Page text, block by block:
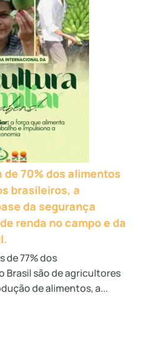
70% dos alimentos
brasileiros, a
da segurança
renda no campo e da
de 77% dos
Brasil são de agricultores
de alimentos, a...